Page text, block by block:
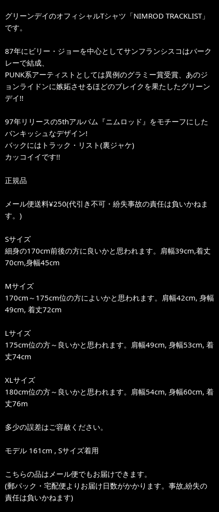
グリーンデイのオフィシャルTシャツ「NIMROD TRACKLIST」
です。
87年にビリー・ジョーを中心としてサンフランシスコはバーク
レーで結成、
PUNK系アーティストとしては異例のグラミー賞受賞、あのジ
ョンライドンに嫉妬させるほどのブレイクを果たしたグリーン
デイ!!
97年リリースの5thアルバム『ニムロッド』をモチーフにした
バンキッシュなデザイン!
バックにはトラック・リスト(裏ジャケ)
カッコイイです!!
正規品
メール便送料¥250(代引き不可・紛失事故の責任は負いかねま
す。)
Sサイズ
細身の170cm前後の方に良いかと思われます。肩幅39cm,着丈
70cm,身幅45cm
Mサイズ
170cm～175cm位の方によいかと思われます。肩幅42cm, 身幅
49cm, 着丈72cm
Lサイズ
175cm位の方～良いかと思われます。肩幅49cm, 身幅53cm, 着
丈74cm
XLサイズ
180cm位の方～良いかと思われます。肩幅54cm, 身幅60cm, 着
丈76m
多少の誤差はご容赦ください。
モデル 161cm , Sサイズ着用
こちらの品はメール便でもお届けできます。
(郵パック・宅配便よりお届け日数がかかります。事故,紛失の
責任は負いかねます)